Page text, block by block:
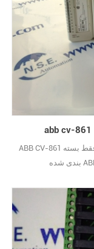
ABB CV-861 جدید واکنش جدید به صورت فوری کارخانه اصلی فقط بسته
بندی شده ABB DX522 3BIE010586-001 ABB DX531